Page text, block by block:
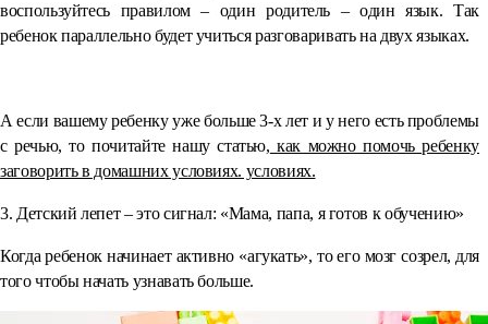
воспользуйтесь правилом – один родитель – один язык. Так
ребенок параллельно будет учиться разговаривать на двух языках.
А если вашему ребенку уже больше 3-х лет и у него есть проблемы
с речью, то почитайте нашу статью, как можно помочь ребенку
заговорить в домашних условиях. условиях.
3. Детский лепет – это сигнал: «Мама, папа, я готов к обучению»
Когда ребенок начинает активно «агукать», то его мозг созрел, для
того чтобы начать узнавать больше.